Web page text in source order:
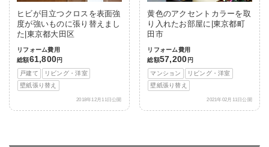
ヒビが目立つクロスを表面強
度が強いものに張り替えまし
た|東京都大田区
リフォーム費用
総額61,800円
戸建て
リビング・洋室
壁紙張り替え
2018年12月11日公開
黄色のアクセントカラーを取
り入れたお部屋に|東京都町
田市
リフォーム費用
総額57,200 円
マンション
リビング・洋室
壁紙張り替え
2021年02月11日公開